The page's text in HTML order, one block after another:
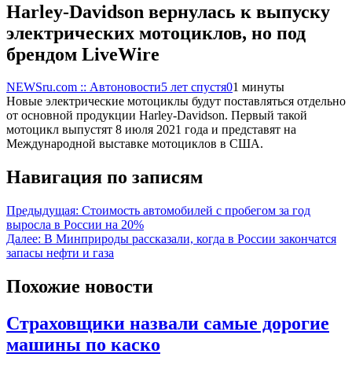
Harley-Davidson вернулась к выпуску
электрических мотоциклов, но под
брендом LiveWire
NEWSru.com :: Автоновости5 лет спустя01 минуты
Новые электрические мотоциклы будут поставляться отдельно
от основной продукции Harley-Davidson. Первый такой
мотоцикл выпустят 8 июля 2021 года и представят на
Международной выставке мотоциклов в США.
Навигация по записям
Предыдущая: Стоимость автомобилей с пробегом за год
выросла в России на 20%
Далее: В Минприроды рассказали, когда в России закончатся
запасы нефти и газа
Похожие новости
Страховщики назвали самые дорогие
машины по каско